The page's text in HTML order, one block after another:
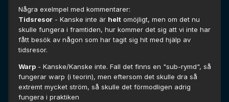
Några exelmpel med kommentarer:
Tidsresor - Kanske inte är helt omöjligt, men om det nu
skulle fungera i framtiden, hur kommer det sig att vi inte har
fått besök av någon som har tagit sig hit med hjälp av
tidsresor.
Warp - Kanske/Kanske inte. Fall det finns en "sub-rymd", så
fungerar warp (i teorin), men eftersom det skulle dra så
extremt mycket ström, så skulle det förmodligen adrig
fungera i praktiken